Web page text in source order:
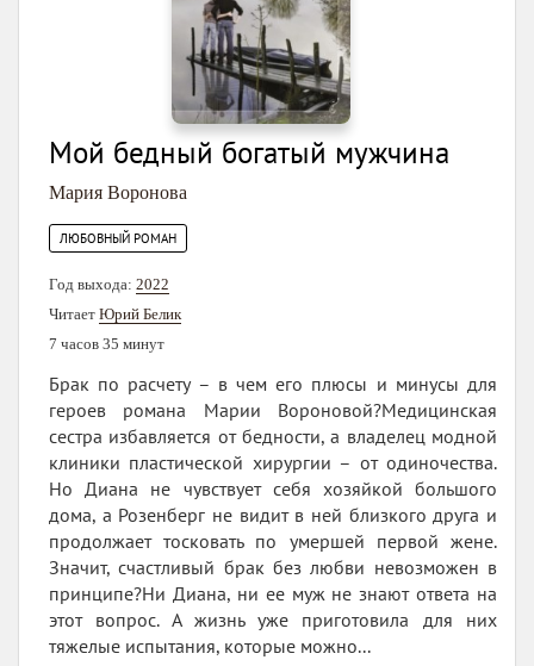
Мой бедный богатый мужчина
Мария Воронова
ЛЮБОВНЫЙ РОМАН
Год выхода: 2022
Читает Юрий Белик
7 часов 35 минут
Брак по расчету – в чем его плюсы и минусы для
героев романа Марии Вороновой?Медицинская
сестра избавляется от бедности, а владелец модной
клиники пластической хирургии – от одиночества.
Но Диана не чувствует себя хозяйкой большого
дома, а Розенберг не видит в ней близкого друга и
продолжает тосковать по умершей первой жене.
Значит, счастливый брак без любви невозможен в
принципе?Ни Диана, ни ее муж не знают ответа на
этот вопрос. А жизнь уже приготовила для них
тяжелые испытания, которые можно...